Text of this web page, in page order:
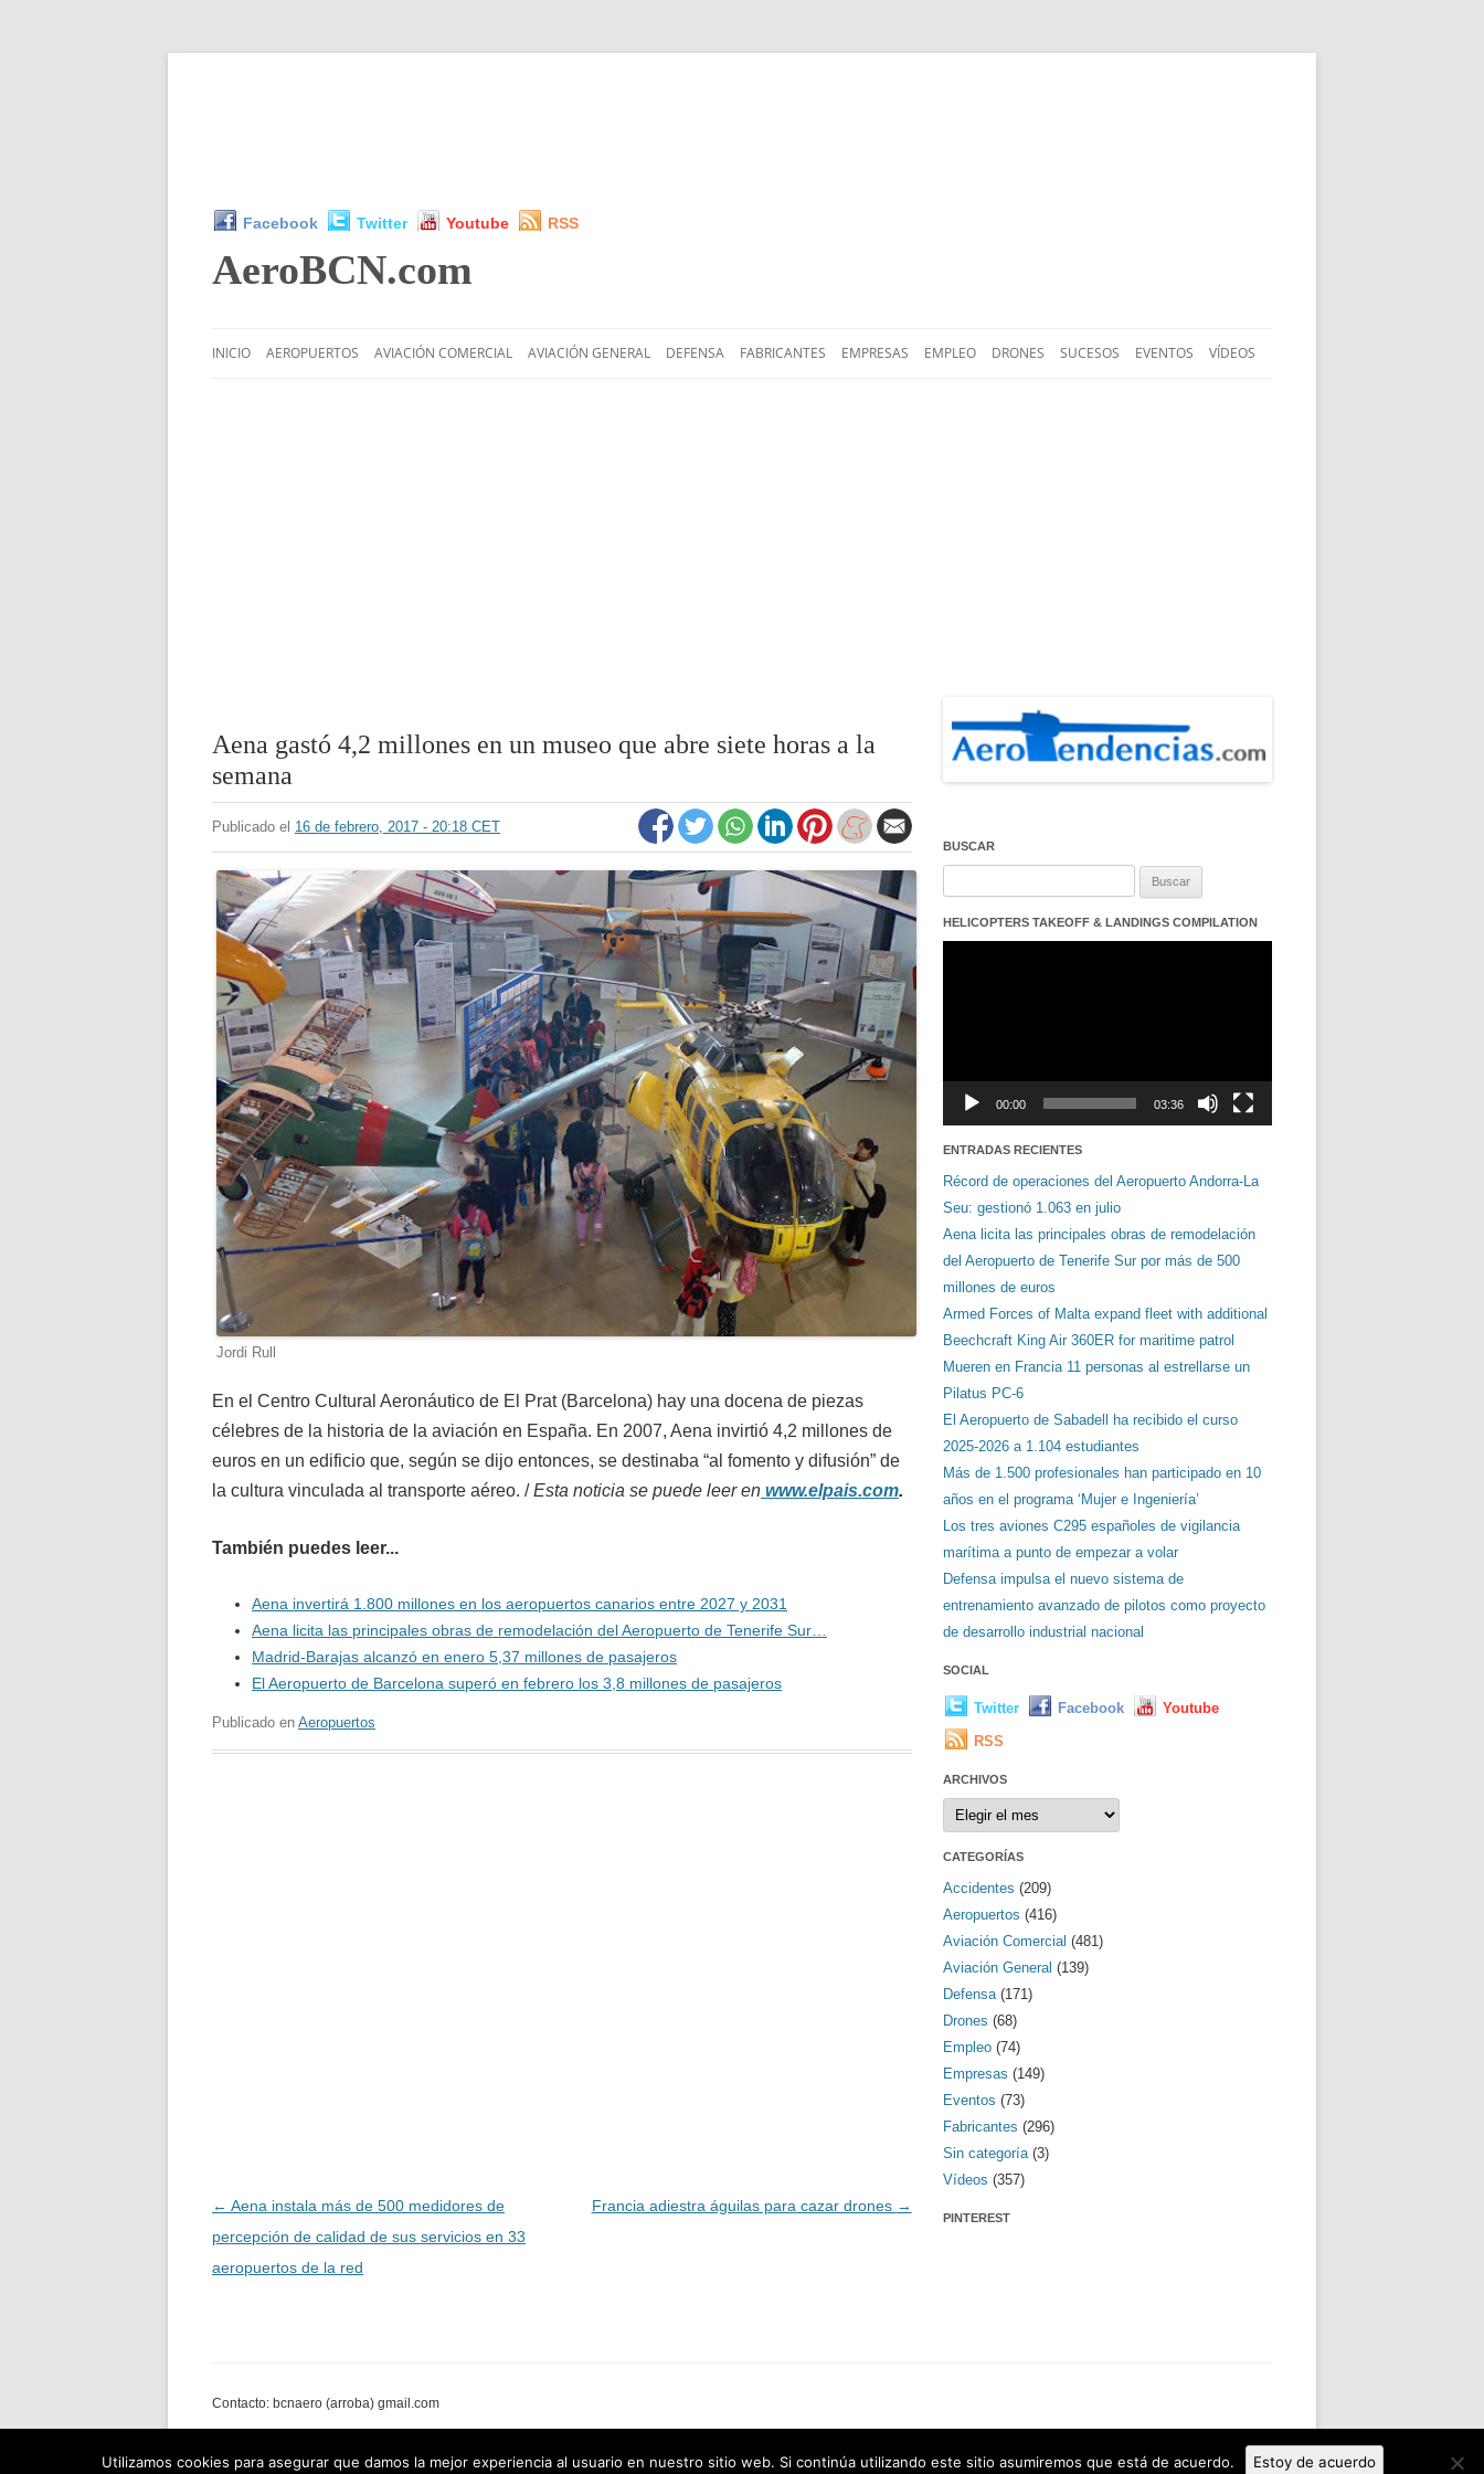
Facebook Twitter Youtube RSS
AeroBCN.com
al
INICIO AEROPUERTOS AVIACIÓN COMERCIAL AVIACIÓN GENERAL DEFENSA FABRICANTES EMPRESAS EMPLEO DRONES SUCESOS EVENTOS VÍDEOS
Aena gastó 4,2 millones en un museo que abre siete horas a la
semana
Publicado el 16 de febrero, 2017 - 20:18 CET
Jordi Rull
En el Centro Cultural Aeronáutico de El Prat (Barcelona) hay una docena de piezas
célebres de la historia de la aviación en España. En 2007, Aena invirtió 4,2 millones de
euros en un edificio que, según se dijo entonces, se destinaba “al fomento y difusión” de
la cultura vinculada al transporte aéreo. / Esta noticia se puede leer en www.elpais.com.
También puedes leer...
Aena invertirá 1.800 millones en los aeropuertos canarios entre 2027 y 2031
Aena licita las principales obras de remodelación del Aeropuerto de Tenerife Sur…
Madrid-Barajas alcanzó en enero 5,37 millones de pasajeros
El Aeropuerto de Barcelona superó en febrero los 3,8 millones de pasajeros
Publicado en Aeropuertos
Navegación
de
entradas
← Aena instala más de 500 medidores de
percepción de calidad de sus servicios en 33
aeropuertos de la red
Francia adiestra águilas para cazar drones →
BUSCAR
HELICOPTERS TAKEOFF & LANDINGS COMPILATION
00:00 03:36
ENTRADAS RECIENTES
Récord de operaciones del Aeropuerto Andorra-La
Seu: gestionó 1.063 en julio
Aena licita las principales obras de remodelación
del Aeropuerto de Tenerife Sur por más de 500
millones de euros
Armed Forces of Malta expand fleet with additional
Beechcraft King Air 360ER for maritime patrol
Mueren en Francia 11 personas al estrellarse un
Pilatus PC-6
El Aeropuerto de Sabadell ha recibido el curso
2025-2026 a 1.104 estudiantes
Más de 1.500 profesionales han participado en 10
años en el programa ‘Mujer e Ingeniería’
Los tres aviones C295 españoles de vigilancia
marítima a punto de empezar a volar
Defensa impulsa el nuevo sistema de
entrenamiento avanzado de pilotos como proyecto
de desarrollo industrial nacional
SOCIAL
Twitter Facebook
Youtube
RSS
ARCHIVOS
Archivos
CATEGORÍAS
Accidentes (209)
Aeropuertos (416)
Aviación Comercial (481)
Aviación General (139)
Defensa(171)
Drones (68)
Empleo (74)
Empresas (149)
Eventos (73)
Fabricantes (296)
Sin categoría(3)
Vídeos (357)
PINTEREST
Contacto: bcnaero (arroba) gmail.com
Utilizamos cookies para asegurar que damos la mejor experiencia al usuario en nuestro sitio web. Si continúa utilizando este sitio asumiremos que está de acuerdo. Estoy de acuerdo